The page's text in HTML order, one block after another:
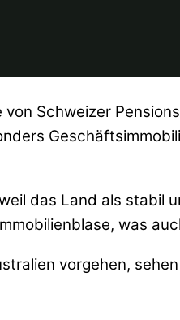
von Schweizer
das Land als stabil
was
vorgehen,